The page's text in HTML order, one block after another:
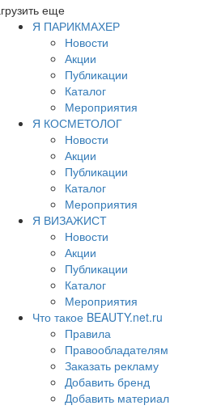
еще
Я ПАРИКМАХЕР
Новости
Акции
Публикации
Каталог
Мероприятия
Я КОСМЕТОЛОГ
Новости
Акции
Публикации
Каталог
Мероприятия
Я ВИЗАЖИСТ
Новости
Акции
Публикации
Каталог
Мероприятия
Что такое BEAUTY.net.ru
Правила
Правообладателям
Заказать рекламу
Добавить бренд
Добавить материал